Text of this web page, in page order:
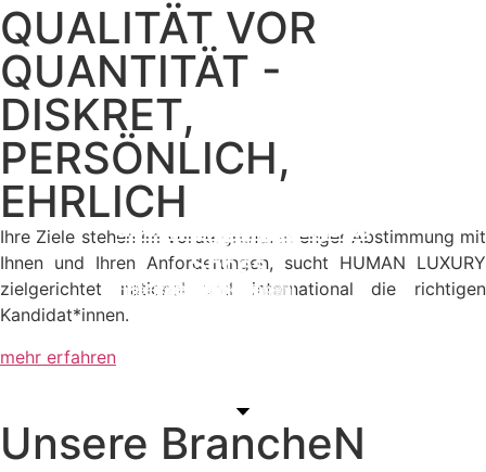
QUALITÄT VOR
QUANTITÄT -
DISKRET,
PERSÖNLICH,
EHRLICH
Ihre Ziele stehen im Vordergrund. In enger Abstimmung mit
Ihnen und Ihren Anforderungen, sucht HUMAN LUXURY
zielgerichtet national und international die richtigen
Kandidat*innen.
mehr erfahren
Unsere BrancheN
Jewellery & Watches
Hier klicken
Fashion
Eyewear
Shoes
Home & Living
Hier klicken
Beauty
Hier klicken
Hospitality & Hotels
Hier klicken
Automotive
Hier klicken
Privat VIP Services
Hier klicken